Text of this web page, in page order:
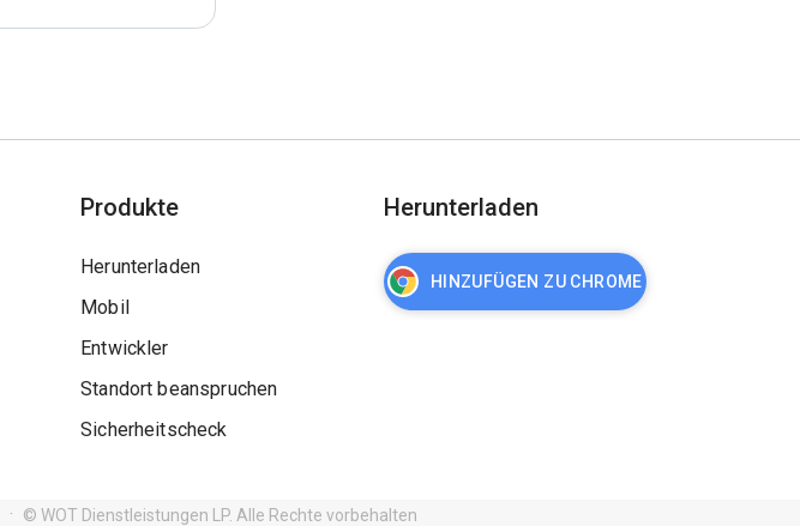
Produkte
Herunterladen
Mobil
Entwickler
Standort beanspruchen
Sicherheitscheck
Herunterladen
HINZUFÜGEN ZU CHROME
© WOT Dienstleistungen LP. Alle Rechte vorbehalten